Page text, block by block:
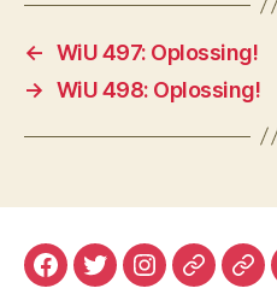
← WiU 497: Oplossing!
→ WiU 498: Oplossing!
Facebook
TwitterInstagram